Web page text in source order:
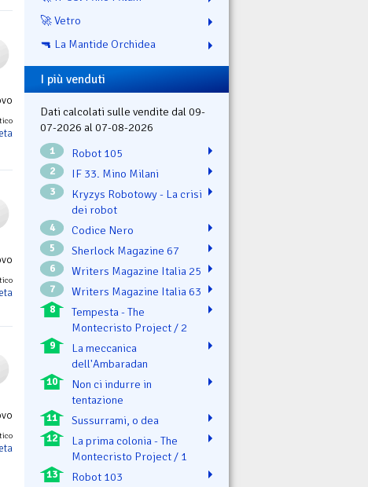
🚀 Vetro
🔫 La Mantide Orchidea
I più venduti
Dati calcolati sulle vendite dal 09-
07-2026 al 07-08-2026
1 Robot 105
2 IF 33. Mino Milani
3
Kryzys Robotowy - La crisi
dei robot
4 Codice Nero
5 Sherlock Magazine 67
6 Writers Magazine Italia 25
7 Writers Magazine Italia 63
8
Tempesta - The
Montecristo Project / 2
9
La meccanica
dell'Ambaradan
10
Non ci indurre in
tentazione
11 Sussurrami, o dea
12
La prima colonia - The
Montecristo Project / 1
13 Robot 103